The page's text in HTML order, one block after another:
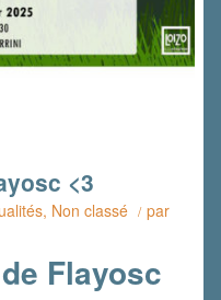
<3
, Non classé / par
Flayosc